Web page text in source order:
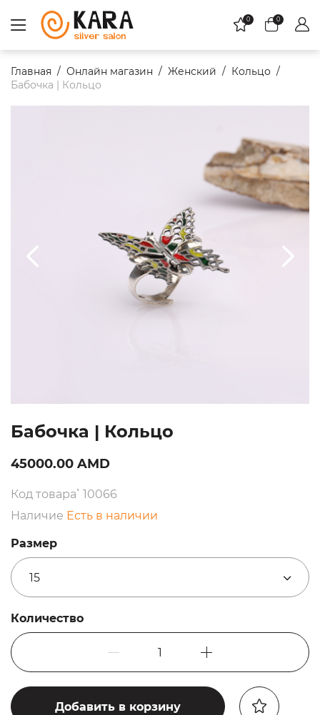
0 0
Главная Онлайн магазин Женский
Кольцо
Бабочка | Кольцо
Бабочка | Кольцо
45000.00 AMD
Код товара՝ 10066
Наличие Есть в наличии
Размер
15
Количество
1
Добавить в корзину